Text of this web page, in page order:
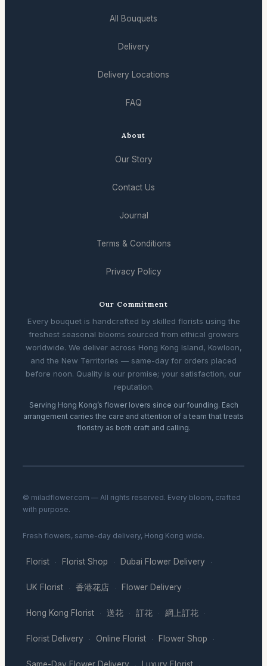
All Bouquets
Delivery
Delivery Locations
FAQ
About
Our Story
Contact Us
Journal
Terms & Conditions
Privacy Policy
Our Commitment
Every bouquet is handcrafted by skilled florists using the
freshest seasonal blooms sourced from ethical growers
worldwide. We deliver across Hong Kong Island, Kowloon,
and the New Territories — same-day for orders placed
before noon. Quality is our promise; your satisfaction, our
reputation.
Serving Hong Kong’s flower lovers since our founding. Each
arrangement carries the care and attention of a team that treats
floristry as both craft and calling.
© miladflower.com — All rights reserved. Every bloom, crafted
with purpose.
Fresh flowers, same-day delivery, Hong Kong wide.
Florist · Florist Shop · Dubai Flower Delivery ·
UK Florist · 香港花店 · Flower Delivery ·
Hong Kong Florist · 送花 · 訂花 · 網上訂花 ·
Florist Delivery · Online Florist · Flower Shop ·